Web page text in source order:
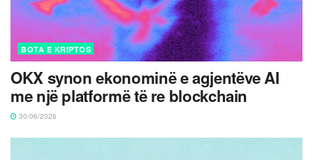
BOTA E KRIPTOS
OKX synon ekonominë e agjentëve AI
me një platformë të re blockchain
30/06/2026